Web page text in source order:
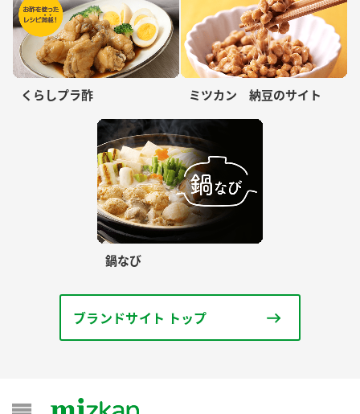
くらしプラ酢 ミツカン 納豆のサイト
鍋なび
ブランドサイト トップ